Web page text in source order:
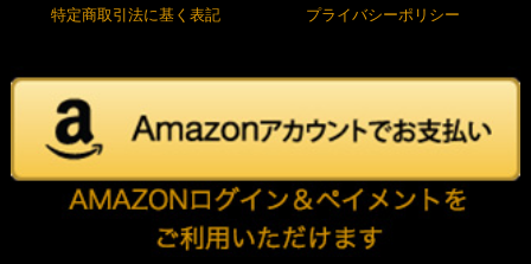
特定商取引法に基く表記 プライバシーポリシー